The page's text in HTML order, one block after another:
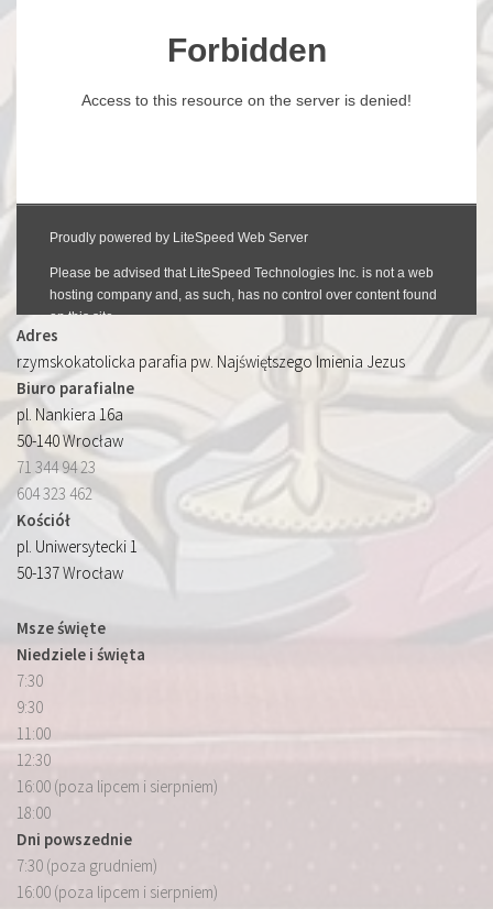
Adres
rzymskokatolicka parafia pw. Najświętszego Imienia Jezus
Biuro parafialne
pl. Nankiera 16a
50-140 Wrocław
71 344 94 23
604 323 462
Kościół
pl. Uniwersytecki 1
50-137 Wrocław
Msze święte
Niedziele i święta
7:30
9:30
11:00
12:30
16:00 (poza lipcem i sierpniem)
18:00
Dni powszednie
7:30 (poza grudniem)
16:00 (poza lipcem i sierpniem)